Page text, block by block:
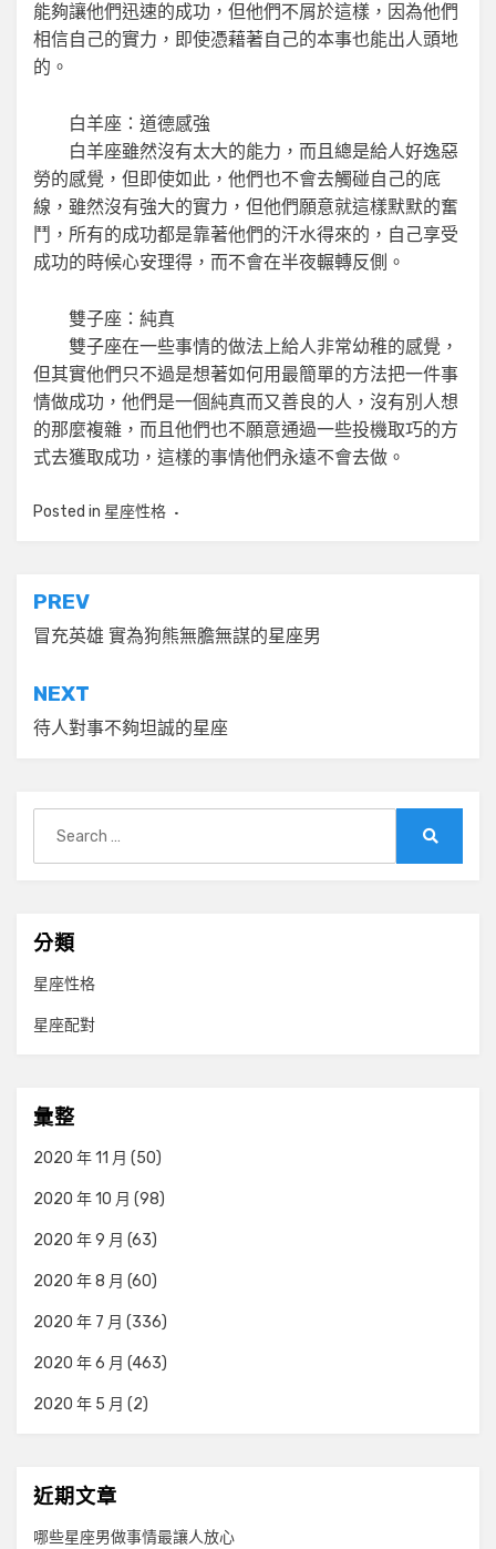
能夠讓他們迅速的成功，但他們不屑於這樣，因為他們
相信自己的實力，即使憑藉著自己的本事也能出人頭地
的。
白羊座：道德感強
白羊座雖然沒有太大的能力，而且總是給人好逸惡
勞的感覺，但即使如此，他們也不會去觸碰自己的底
線，雖然沒有強大的實力，但他們願意就這樣默默的奮
鬥，所有的成功都是靠著他們的汗水得來的，自己享受
成功的時候心安理得，而不會在半夜輾轉反側。
雙子座：純真
雙子座在一些事情的做法上給人非常幼稚的感覺，
但其實他們只不過是想著如何用最簡單的方法把一件事
情做成功，他們是一個純真而又善良的人，沒有別人想
的那麼複雜，而且他們也不願意通過一些投機取巧的方
式去獲取成功，這樣的事情他們永遠不會去做。
Posted in 星座性格
文
章
導
覽
PREV
冒充英雄 實為狗熊無膽無謀的星座男
NEXT
待人對事不夠坦誠的星座
for:
分類
星座性格
星座配對
彙整
2020 年 11 月 (50)
2020 年 10 月 (98)
2020 年 9 月 (63)
2020 年 8 月 (60)
2020 年 7 月 (336)
2020 年 6 月 (463)
2020 年 5 月 (2)
近期文章
哪些星座男做事情最讓人放心